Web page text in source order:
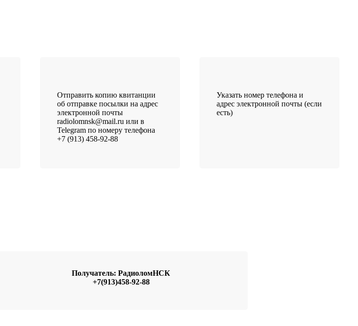
Отправить копию квитанции
об отправке посылки на адрес
электронной почты
radiolomnsk@mail.ru или в
Telegram по номеру телефона
+7 (913) 458-92-88
Указать номер телефона и
адрес электронной почты (если
есть)
Получатель: РадиоломНСК
+7(913)458-92-88